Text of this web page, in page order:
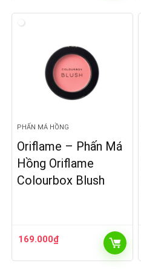
PHẤN MÁ HỒNG
Oriflame – Phấn Má
Hồng Oriflame
Colourbox Blush
169.000₫